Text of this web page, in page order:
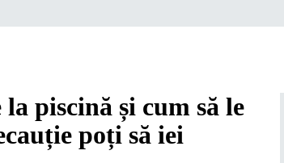
piscină și cum să le
poți să iei